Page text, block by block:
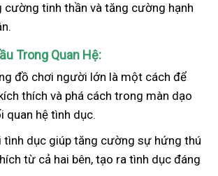
cường tinh thần và tăng cường hạnh
Trong Quan Hệ:
đồ chơi người lớn là một cách để
thích và phá cách trong màn dạo
quan hệ tình dục.
tình dục giúp tăng cường sự hứng thú
từ cả hai bên, tạo ra tình dục đáng